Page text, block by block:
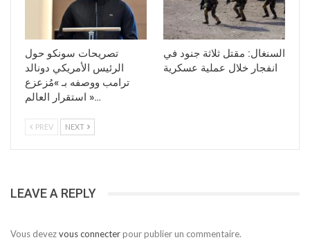
تصريحات سونكو حول
الرئيس الأمريكي دونالد
ترامب ووصفه بـ »مُزعزع
استقرار العالم »…
السنغال: مقتل ثلاثة جنود في
انفجار خلال عملية عسكرية
PREV NEXT
LEAVE A REPLY
Vous devezvous connecterpour publier un commentaire.